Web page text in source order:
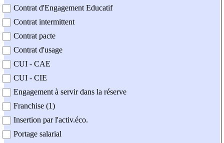
Contrat d'Engagement Educatif
Contrat intermittent
Contrat pacte
Contrat d'usage
CUI - CAE
CUI - CIE
Engagement à servir dans la réserve
Franchise (1)
Insertion par l'activ.éco.
Portage salarial